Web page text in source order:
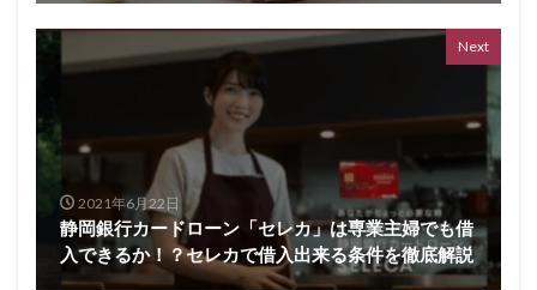
Next
2021年6月22日
静岡銀行カードローン「セレカ」は専業主婦でも借
入できるか！？セレカで借入出来る条件を徹底解説